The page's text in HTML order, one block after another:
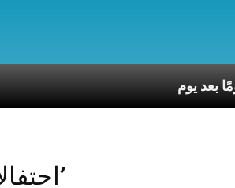
Posts Tagged ‘احتفالات أسبوع الآلام’